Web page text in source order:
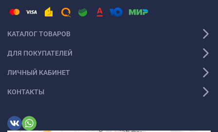
КАТАЛОГ ТОВАРОВ
ДЛЯ ПОКУПАТЕЛЕЙ
ЛИЧНЫЙ КАБИНЕТ
КОНТАКТЫ